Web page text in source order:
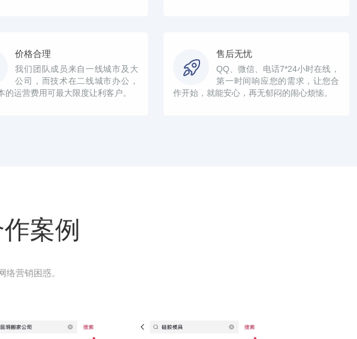
价格合理
我们团队成员来自一线城市及大
公司，而技术在二线城市办公，
的运营费用可最大限度让利客户。
售后无忧
QQ、微信、电话7*24小时在线，
第一时间响应您的需求，让您合
作开始，就能安心，再无郁闷的闹心烦恼。
案例
营销困惑。